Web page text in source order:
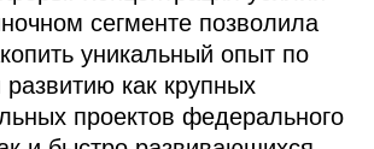
сегменте позволила
уникальный опыт по
как крупных
проектов федерального